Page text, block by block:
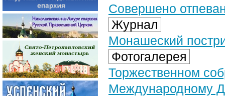
Совершено
Журнал
Монашеский
Фотогалерея
Торжественном
Международному